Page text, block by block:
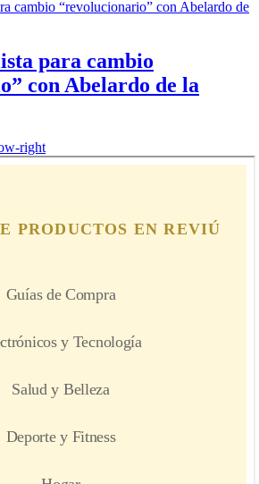
para cambio
con Abelardo de la